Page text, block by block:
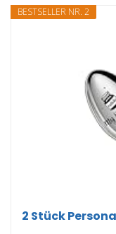
BESTSELLER NR. 2
2 Stück